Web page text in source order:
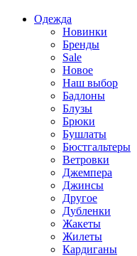
Одежда
Новинки
Бренды
Sale
Новое
Наш выбор
Бадлоны
Блузы
Брюки
Бушлаты
Бюстгальтеры
Ветровки
Джемпера
Джинсы
Другое
Дубленки
Жакеты
Жилеты
Кардиганы